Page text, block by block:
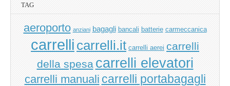
TAG
aeroporto anziani bagagli bancali batterie carmeccanica
carrelli carrelli.it carrelli aerei carrelli
della spesa carrelli elevatori
carrelli manuali carrelli portabagagli